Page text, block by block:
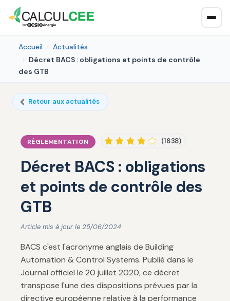
Accueil
Actualités
Décret BACS : obligations et points de contrôle
des GTB
Retour aux actualités
RÉGLEMENTATION (1638)
Décret BACS : obligations
et points de contrôle des
GTB
Article mis à jour le 25/06/2024
BACS c'est l'acronyme anglais de Building
Automation & Control Systems. Publié dans le
Journal officiel le 20 juillet 2020, ce décret
transpose l'une des dispositions prévues par la
directive européenne relative à la performance